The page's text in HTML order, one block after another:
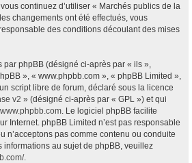
continuez d’utiliser « Marchés publics de la
changements ont été effectués, vous
des conditions découlant des mises
par phpBB (désigné ci-après par « ils »,
», « www.phpbb.com », « phpBB Limited »,
script libre de forum, déclaré sous la licence
v2 » (désigné ci-après par « GPL ») et qui
www.phpbb.com. Le logiciel phpBB facilite
Internet. phpBB Limited n’est pas responsable
n’acceptons pas comme contenu ou conduite
informations au sujet de phpBB, veuillez
.